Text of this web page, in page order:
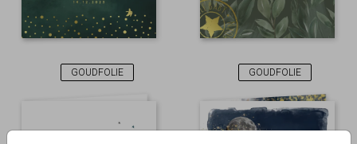
GOUDFOLIE GOUDFOLIE